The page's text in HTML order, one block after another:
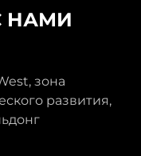
НАМИ
зона
развития,